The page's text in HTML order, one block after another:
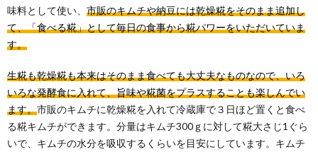
味料として使い、 市販のキムチや納豆には乾燥糀をそのまま追加し
て、「食べる糀」として毎日の食事から糀パワーをいただいていま
す。
生糀も乾燥糀も本来はそのまま食べても大丈夫なものなので、いろ
いろな発酵食に入れて、旨味や糀菌をプラスすることも楽しんでい
ます。市販のキムチに乾燥糀を入れて冷蔵庫で３日ほど置くと食べ
る糀キムチができます。分量はキムチ300ｇに対して糀大さじ1ぐら
いで、キムチの水分を吸収するくらいを目安にしています。キムチ